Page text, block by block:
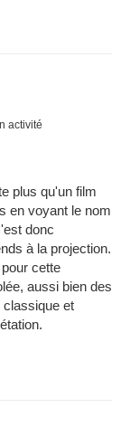
activité
plus qu'un film
en voyant le nom
donc
à la projection.
cette
aussi bien des
classique et